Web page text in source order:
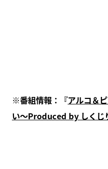
※番組情報：『アルコ＆
い〜Produced by しくじ